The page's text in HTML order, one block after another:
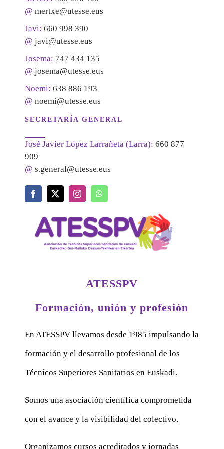
@ mertxe@utesse.eus
Javi: 660 998 390
@ javi@utesse.eus
Josema: 747 434 135
@ josema@utesse.eus
Noemi: 638 886 193
@ noemi@utesse.eus
SECRETARÍA GENERAL
José Javier López Larrañeta (Larra): 660 877
909
@ s.general@utesse.eus
ATESSPV
Formación, unión y profesión
En ATESSPV llevamos desde 1985 impulsando la
formación y el desarrollo profesional de los
Técnicos Superiores Sanitarios en Euskadi.
Somos una asociación científica comprometida
con el avance y la visibilidad del colectivo.
Organizamos cursos acreditados y jornadas